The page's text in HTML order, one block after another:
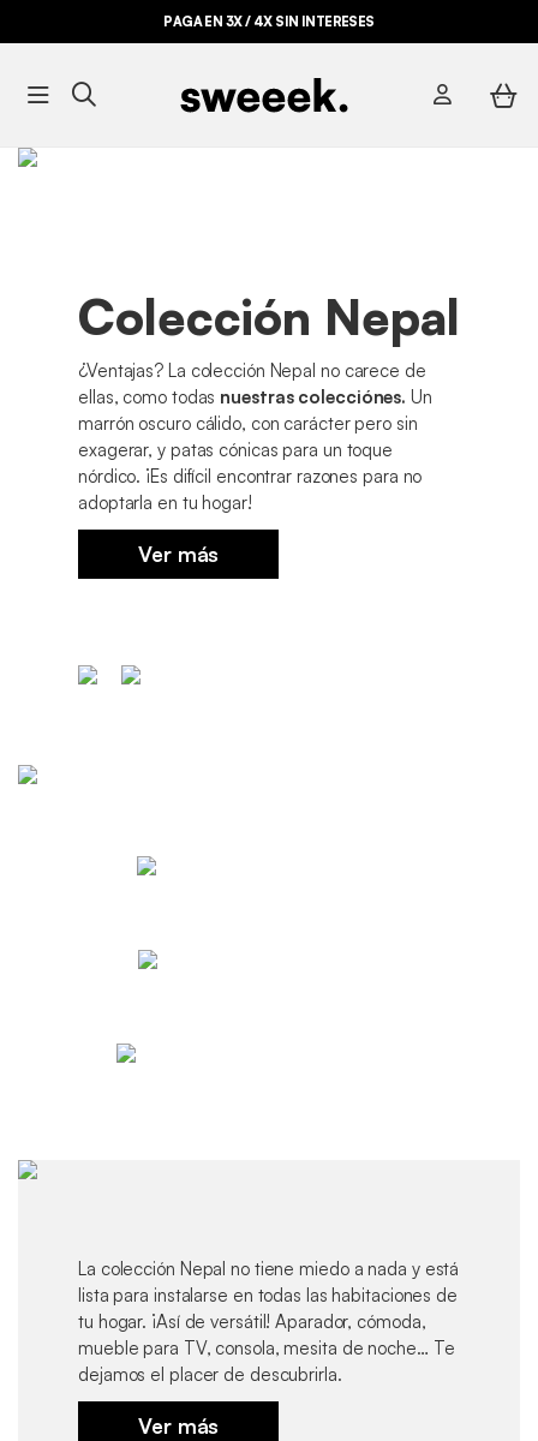
PAGA EN 3X / 4X SIN INTERESES
Colección Nepal
¿Ventajas? La colección Nepal no carece de
ellas, como todas nuestras colecciónes. Un
marrón oscuro cálido, con carácter pero sin
exagerar, y patas cónicas para un toque
nórdico. ¡Es difícil encontrar razones para no
adoptarla en tu hogar!
Ver más
La colección Nepal no tiene miedo a nada y está
lista para instalarse en todas las habitaciones de
tu hogar. ¡Así de versátil! Aparador, cómoda,
mueble para TV, consola, mesita de noche… Te
dejamos el placer de descubrirla.
Ver más